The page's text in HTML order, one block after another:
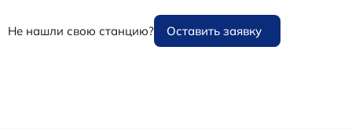
Не нашли свою станцию? Оставить заявку